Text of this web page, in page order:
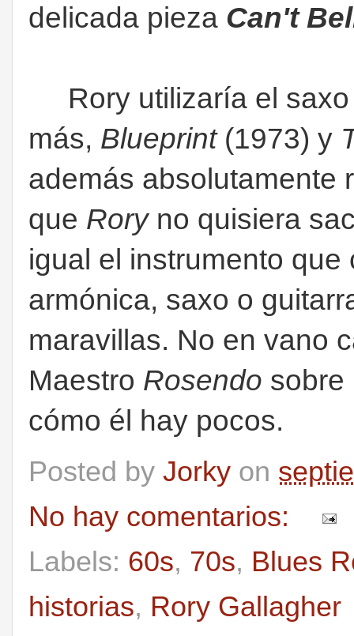
delicada pieza Can't
Rory utilizaría el saxo
más, Blueprint(1973) y
además absolutamente
que Roryno quisiera
igual el instrumento
armónica, saxo o
maravillas. No en vano
Maestro Rosendo sobre
cómo él hay pocos.
Posted by Jorky on
No hay comentarios:
Labels: 60s, 70s, Blues
historias, Rory Gallagher